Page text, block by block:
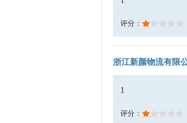
评分：
浙江新颜物流有限
1
评分：